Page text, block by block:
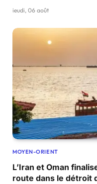
jeudi, 06 août
MOYEN-ORIENT
L’Iran et Oman
route dans le détroit